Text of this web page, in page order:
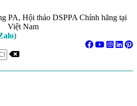
PA, Hội thảo DSPPA Chính hãng tại
Việt Nam